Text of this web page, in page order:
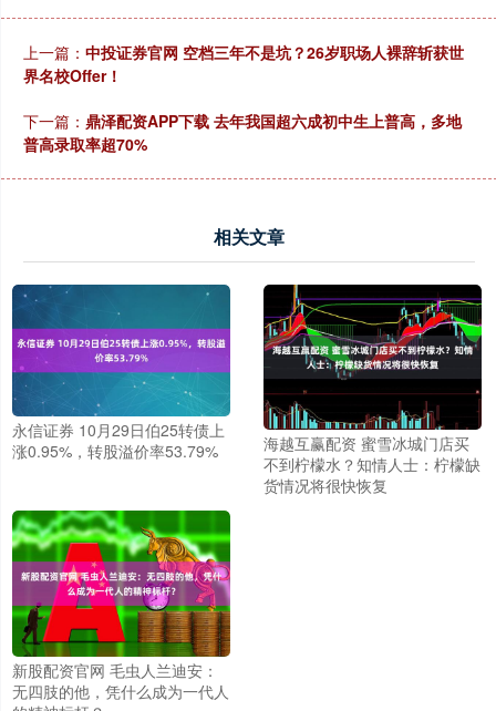
上一篇： 中投证券官网 空档三年不是坑？26岁职场人裸辞斩获世
界名校Offer！
下一篇： 鼎泽配资APP下载 去年我国超六成初中生上普高，多地
普高录取率超70%
相关文章
永信证券 10月29日伯25转债上
涨0.95%，转股溢价率53.79%
海越互赢配资 蜜雪冰城门店买
不到柠檬水？知情人士：柠檬缺
货情况将很快恢复
新股配资官网 毛虫人兰迪安：
无四肢的他，凭什么成为一代人